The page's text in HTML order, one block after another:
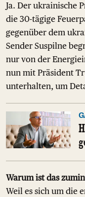
Ja. Der ukrainische
die 30-tägige
gegenüber dem
Sender Suspilne
nur von der
nun mit Präsident
unterhalten, um
Warum ist das
Weil es sich um die